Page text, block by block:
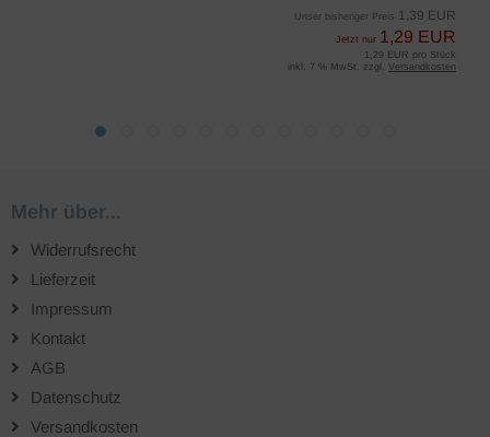
Unser bisheriger Preis 1,39 EUR
Jetzt nur 1,29 EUR
1,29 EUR pro Stück
inkl. 7 % MwSt. zzgl. Versandkosten
Mehr über...
Widerrufsrecht
Lieferzeit
Impressum
Kontakt
AGB
Datenschutz
Versandkosten